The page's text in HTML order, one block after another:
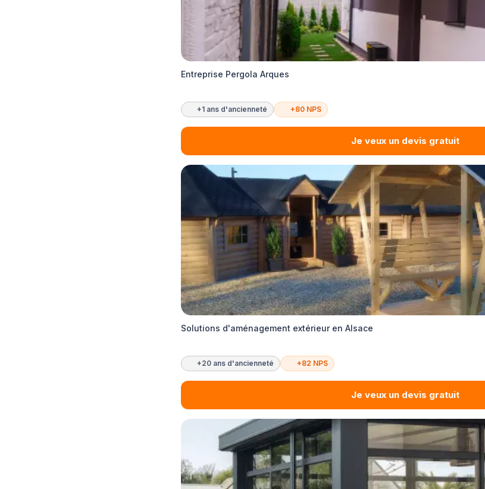
Entreprise Pergola Arques
+1 ans d'ancienneté +80 NPS
Je veux un devis gratuit
Solutions d'aménagement extérieur en Alsace
+20 ans d'ancienneté +82 NPS
Je veux un devis gratuit